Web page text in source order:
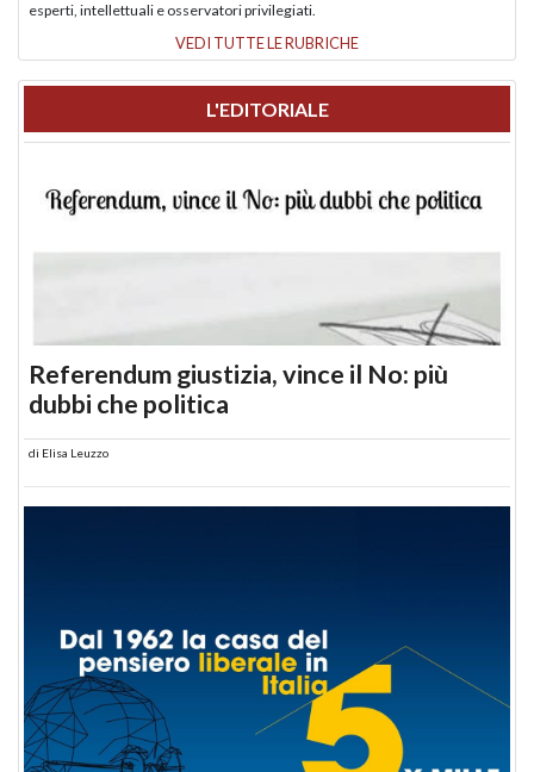
esperti, intellettuali e osservatori privilegiati.
VEDI TUTTE LE RUBRICHE
L'EDITORIALE
Referendum giustizia, vince il No: più
dubbi che politica
di Elisa Leuzzo